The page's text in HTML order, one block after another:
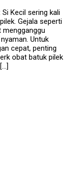
Kecil sering kali
Gejala seperti
mengganggu
Untuk
cepat, penting
obat batuk pilek